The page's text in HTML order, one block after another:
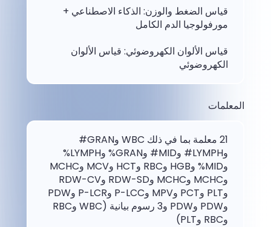
قياس الضغط والوزن: الذكاء الاصطناعي +
مورفولوجيا الدم الكامل
قياس الألوان الكهروضوئي: قياس الألوان
الكهروضوئي
المعلمات
21 معلمة بما في ذلك WBC وGRAN#
وLYMPH# وMID# وGRAN% وLYMPH%
وMID% وHGB وRBC وHCT وMCV وMCHC
وMCHC وMCHC وRDW-SD وRDW-CV
وPLT وPCT وMPV وP-LCC وP-LCR وPDW
وPDW وPDW و3 رسوم بيانية (WBC وRBC
وRBC وPLT)